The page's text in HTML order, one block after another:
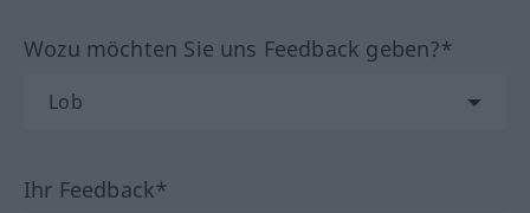
Wozu möchten Sie uns Feedback geben?*
Ihr Feedback*